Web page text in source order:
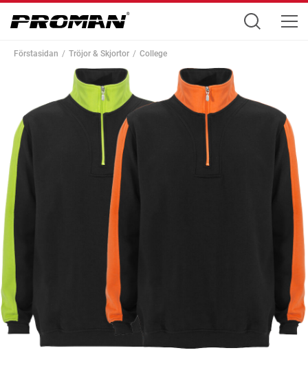
Förstasidan Tröjor & Skjortor College